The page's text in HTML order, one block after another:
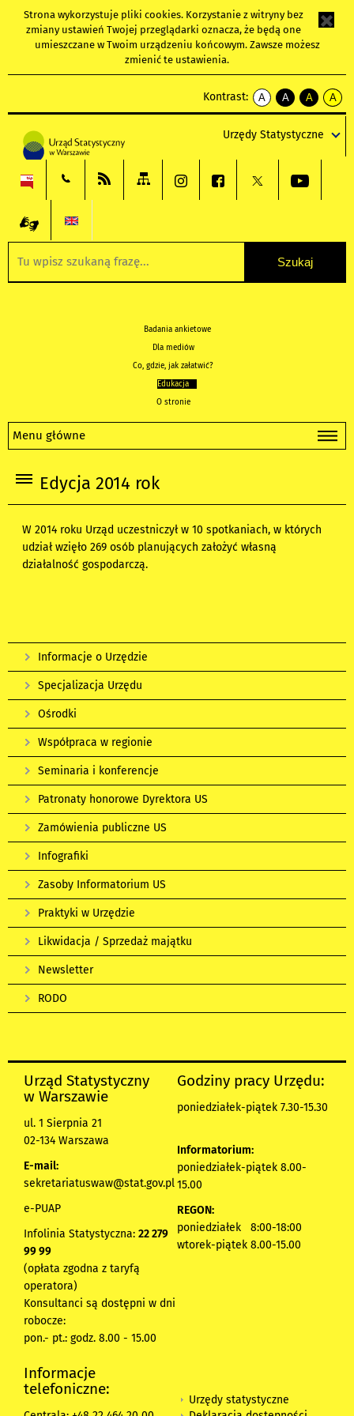
Strona wykorzystuje pliki cookies. Korzystanie z witryny bez
zmiany ustawień Twojej przeglądarki oznacza, że będą one
umieszczane w Twoim urządzeniu końcowym. Zawsze możesz
zmienić te ustawienia.
Kontrast:
A
kontrast
A
kontrast
tekst
czarnym
A
kontrast
tekst
czarnym
A
tekst
żółtym
Urzędy Statystyczne
Badania ankietowe
Dla mediów
Co, gdzie, jak załatwić?
Edukacja
O stronie
Menu główne
Edycja 2014 rok
W 2014 roku Urząd uczestniczył w 10 spotkaniach, w których
udział wzięło 269 osób planujących założyć własną
działalność gospodarczą.
Informacje o Urzędzie
Specjalizacja Urzędu
Ośrodki
Współpraca w regionie
Seminaria i konferencje
Patronaty honorowe Dyrektora US
Zamówienia publiczne US
Infografiki
Zasoby Informatorium US
Praktyki w Urzędzie
Likwidacja / Sprzedaż majątku
Newsletter
RODO
Urząd Statystyczny
w Warszawie
ul. 1 Sierpnia 21
02-134 Warszawa
E-mail:
sekretariatuswaw@stat.gov.pl
e-PUAP
Infolinia Statystyczna: 22 279
99 99
(opłata zgodna z taryfą
operatora)
Konsultanci są dostępni w dni
robocze:
pon.- pt.: godz. 8.00 - 15.00
Godziny pracy Urzędu:
poniedziałek-piątek 7.30-15.30
Informatorium:
poniedziałek-piątek 8.00-
15.00
REGON:
poniedziałek 8:00-18:00
wtorek-piątek 8.00-15.00
Informacje
telefoniczne:
Urzędy statystyczne